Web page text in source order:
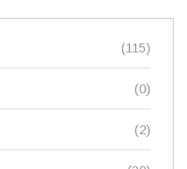
(115)
(0)
(2)